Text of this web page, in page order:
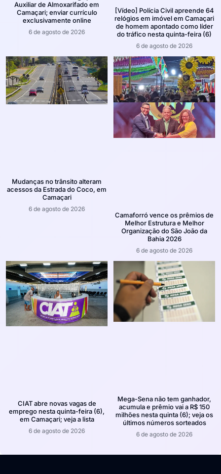
Auxiliar de Almoxarifado em
Camaçari; enviar currículo
exclusivamente online
6 de agosto de 2026
[Vídeo] Polícia Civil apreende 64
relógios em imóvel em Camaçari
de homem apontado como líder
do tráfico nesta quinta-feira (6)
6 de agosto de 2026
Mudanças no trânsito alteram
acessos da Estrada do Coco, em
Camaçari
6 de agosto de 2026
Camaforró vence os prêmios de
Melhor Estrutura e Melhor
Organização do São João da
Bahia 2026
6 de agosto de 2026
CIAT abre novas vagas de
emprego nesta quinta-feira (6),
em Camaçari; veja a lista
6 de agosto de 2026
Mega-Sena não tem ganhador,
acumula e prêmio vai a R$ 150
milhões nesta quinta (6); veja os
últimos números sorteados
6 de agosto de 2026